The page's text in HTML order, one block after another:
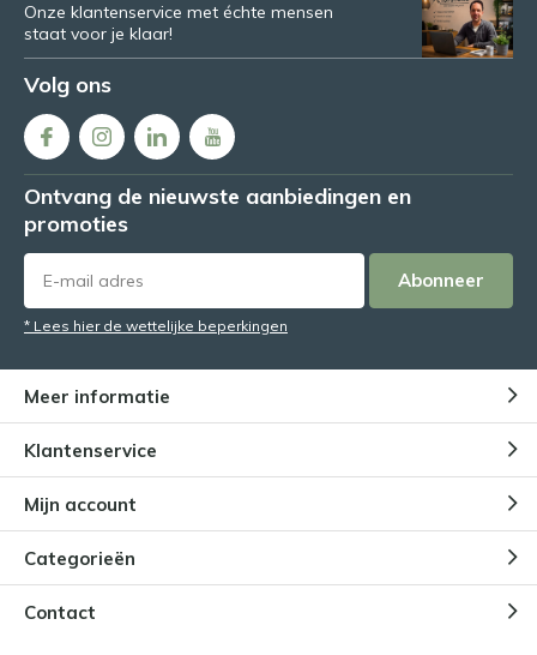
Onze klantenservice met échte mensen
staat voor je klaar!
Volg ons
Ontvang de nieuwste aanbiedingen en
promoties
Abonneer
* Lees hier de wettelijke beperkingen
Meer informatie
Klantenservice
Mijn account
Categorieën
Contact